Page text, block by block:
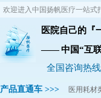
欢迎进入中国扬帆医疗一站式
网站！
全国咨询热线
医院自己的『
—— 中国“互联
产品直通车 >>> 医用耗材